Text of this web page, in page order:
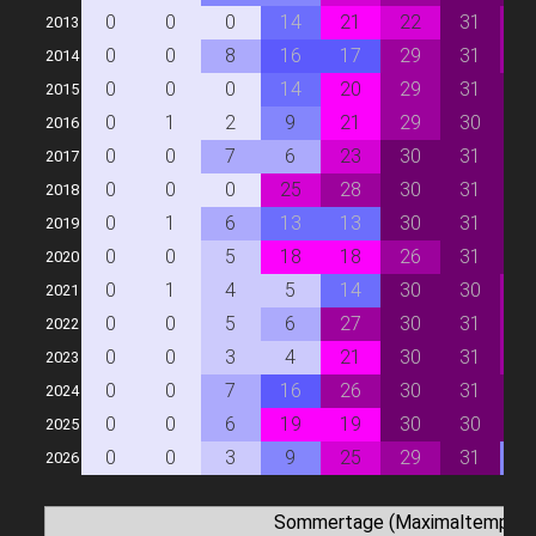
2013 0 0 0 14 21 22 31
2014 0 0 8 16 17 29 31
2015 0 0 0 14 20 29 31
2016 0 1 2 9 21 29 30
2017 0 0 7 6 23 30 31
2018 0 0 0 25 28 30 31
2019 0 1 6 13 13 30 31
2020 0 0 5 18 18 26 31
2021 0 1 4 5 14 30 30
2022 0 0 5 6 27 30 31
2023 0 0 3 4 21 30 31
2024 0 0 7 16 26 30 31
2025 0 0 6 19 19 30 30
2026 0 0 3 9 25 29 31
Sommertage